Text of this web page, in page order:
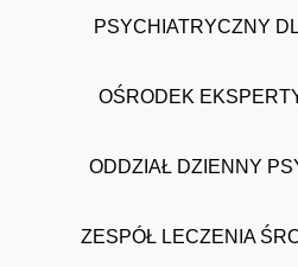
PSYCHIATRYCZNY
OŚRODEK
ODDZIAŁ DZIENNY
ZESPÓŁ LECZENIA